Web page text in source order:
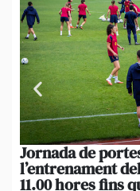
Jornada de
l’entrenament
11.00 hores fins